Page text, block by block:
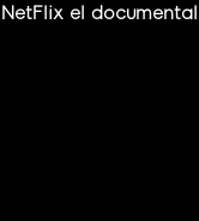
el documental